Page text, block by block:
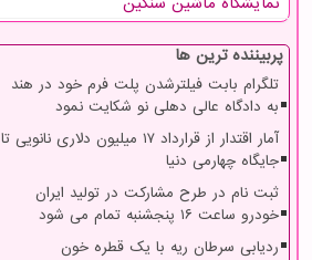
پربیننده ترین ها
تلگرام بابت فیلترشدن پلت فرم خود در هند
به دادگاه عالی دهلی نو شکایت نمود
آمار اقتدار از قرارداد ۱۷ میلیون دلاری نانویی تا
جایگاه چهارمی دنیا
ثبت نام در طرح مشارکت در تولید ایران
خودرو ساعت ۱۶ پنجشنبه تمام می شود
ردیابی سرطان ریه با یک قطره خون